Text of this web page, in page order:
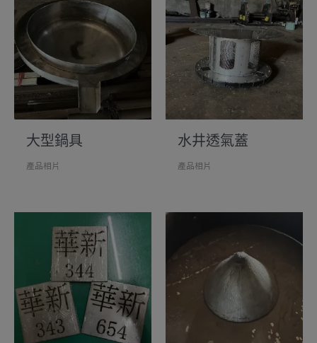
大型鍋具
產品相片
水井透氣蓋
產品相片